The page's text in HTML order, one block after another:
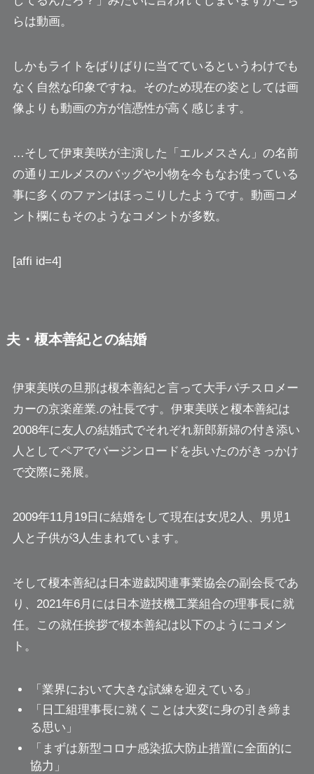
らは動画。
しかもライトをばりばりに当てているというわけでも
なく自然な印象ですね。 そのため現在の姿としては画
像よりも動画の方が信憑性が高く感じます。
…そして伊東美咲が主演した「エルメスさん」の名前
の通りエルメスのバッグや小物を今もなお使っている
事に多くのファンはほっこりしたようです。動画コメ
ント欄にもそのようなコメントが多数。
[affi id=4]
夫・榎本善紀との結婚
伊東美咲の旦那は榎本善紀と言って大手パチスロメー
カーの京楽産業.の社長です。伊東美咲と榎本善紀は
2008年に友人の結婚式でそれぞれ新郎新婦の付き添い
人としてペアでバージンロードを歩いたのがきっかけ
で交際に発展。
2009年11月19日に結婚をして現在は女児2人、男児1
人と子供が3人生まれています。
そして榎本善紀は日本遊戯関連事業協会の副会長であ
り、2021年6月には日本遊技機工業組合の理事長に就
任。この就任挨拶で榎本善紀は以下のようにコメン
ト。
「業界において大きな試練を迎えている」
「日工組理事長に就くことは大変に身の引き締ま
る思い」
「まずは新型コロナ感染拡大防止措置に全面的に
協力」